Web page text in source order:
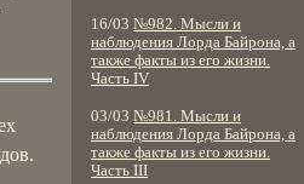
16/03 №982. Мысли и
наблюдения Лорда Байрона, а
также факты из его жизни.
Часть IV
03/03 №981. Мысли и
наблюдения Лорда Байрона, а
также факты из его жизни.
Часть III